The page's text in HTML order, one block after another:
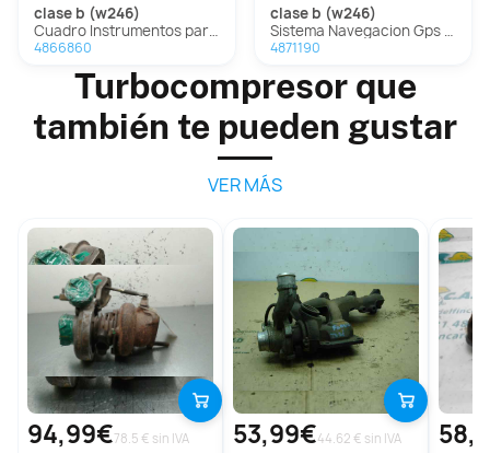
clase b (w246)
Cuadro Instrumentos para Mercedes-Benz Clase B (W246)
4866860
clase b (w246)
Sistema Navegacion Gps Para Mercedes Clase B
4871190
Turbocompresor que
también te pueden gustar
VER MÁS
94,99€78.5 € sin IVA 53,99€44.62 € sin IVA